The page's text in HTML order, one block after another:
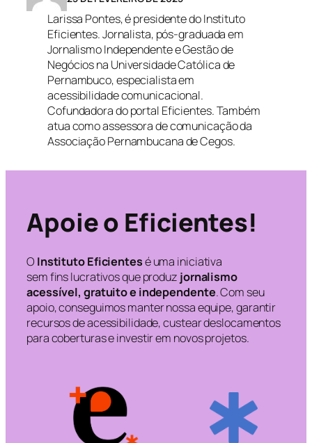
Larissa Pontes, é presidente do Instituto
Eficientes. Jornalista, pós-graduada em
Jornalismo Independente e Gestão de
Negócios na Universidade Católica de
Pernambuco, especialista em
acessibilidade comunicacional.
Cofundadora do portal Eficientes. Também
atua como assessora de comunicação da
Associação Pernambucana de Cegos.
Apoie o Eficientes!
O Instituto Eficientesé uma iniciativa
sem fins lucrativos que produz jornalismo
acessível, gratuito e independente. Com seu
apoio, conseguimos manter nossa equipe, garantir
recursos de acessibilidade, custear deslocamentos
para coberturas e investir em novos projetos.